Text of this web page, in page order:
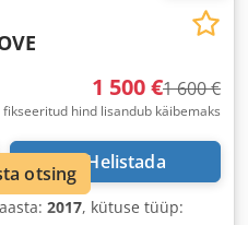
1 500 €1 600 €
fikseeritud hind lisandub käibemaks
Helistada
2017, kütuse tüüp:
otsing